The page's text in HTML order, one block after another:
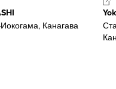
Канагава